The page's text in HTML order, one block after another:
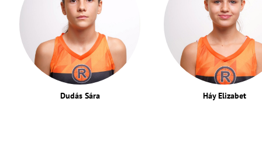
Dudás Sára Háy Elizabet